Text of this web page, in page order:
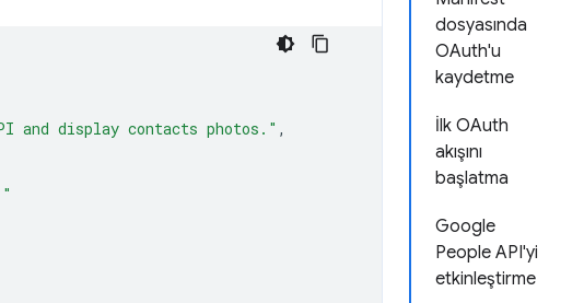
dosyasında
OAuth'u
kaydetme
İlk OAuth
akışını
başlatma
Google
People API'yi
etkinleştirme
and display contacts photos." ,